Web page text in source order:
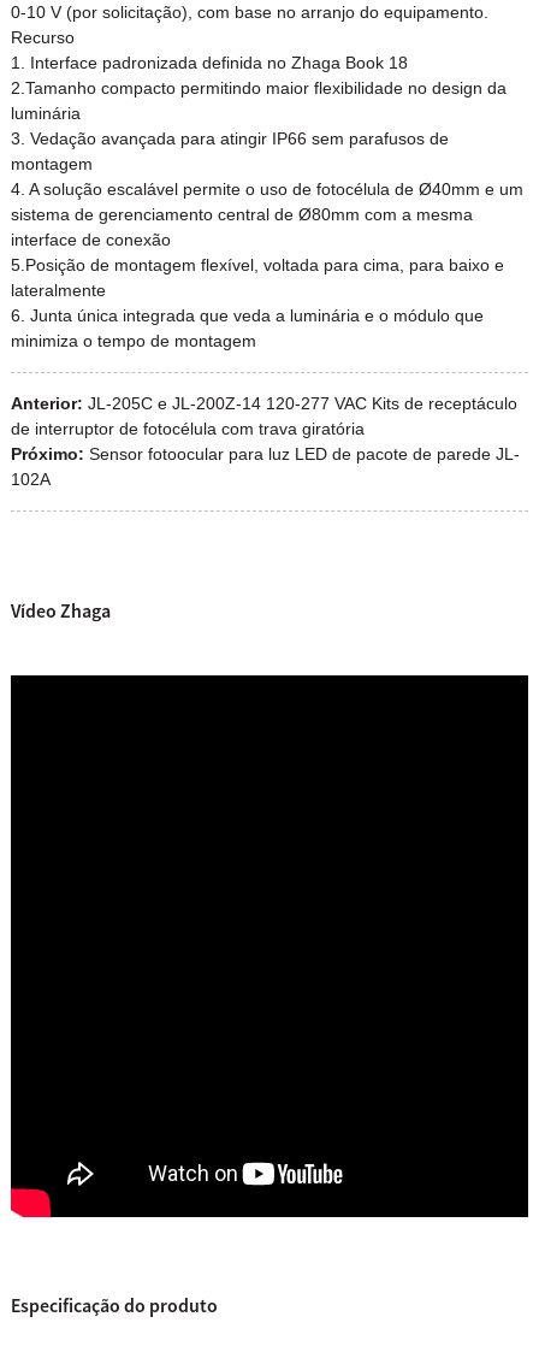
0-10 V (por solicitação), com base no arranjo do equipamento.
Recurso
1. Interface padronizada definida no Zhaga Book 18
2.Tamanho compacto permitindo maior flexibilidade no design da
luminária
3. Vedação avançada para atingir IP66 sem parafusos de
montagem
4. A solução escalável permite o uso de fotocélula de Ø40mm e um
sistema de gerenciamento central de Ø80mm com a mesma
interface de conexão
5.Posição de montagem flexível, voltada para cima, para baixo e
lateralmente
6. Junta única integrada que veda a luminária e o módulo que
minimiza o tempo de montagem
Anterior: JL-205C e JL-200Z-14 120-277 VAC Kits de receptáculo
de interruptor de fotocélula com trava giratória
Próximo: Sensor fotoocular para luz LED de pacote de parede JL-
102A
Vídeo Zhaga
Especificação do produto